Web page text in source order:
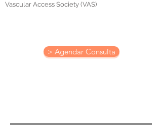
Vascular Access Society (VAS)
> Agendar Consulta